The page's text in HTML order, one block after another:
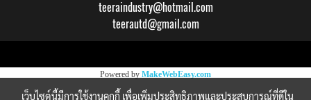
teeraindustry@hotmail.com
teerautd@gmail.com
Powered by MakeWebEasy.com
เว็บไซต์นี้มีการใช้งานคุกกี้ เพื่อเพิ่มประสิทธิภาพและประสบการณ์ที่ดีใน